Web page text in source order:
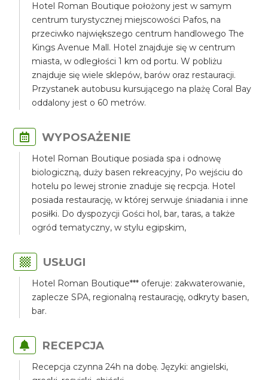
Hotel Roman Boutique położony jest w samym
centrum turystycznej miejscowości Pafos, na
przeciwko największego centrum handlowego The
Kings Avenue Mall. Hotel znajduje się w centrum
miasta, w odległości 1 km od portu. W pobliżu
znajduje się wiele sklepów, barów oraz restauracji.
Przystanek autobusu kursującego na plażę Coral Bay
oddalony jest o 60 metrów.
WYPOSAŻENIE
Hotel Roman Boutique posiada spa i odnowę
biologiczną, duży basen rekreacyjny, Po wejściu do
hotelu po lewej stronie znaduje się recpcja. Hotel
posiada restaurację, w której serwuje śniadania i inne
posiłki. Do dyspozycji Gości hol, bar, taras, a także
ogród tematyczny, w stylu egipskim,
USŁUGI
Hotel Roman Boutique*** oferuje: zakwaterowanie,
zaplecze SPA, regionalną restaurację, odkryty basen,
bar.
RECEPCJA
Recepcja czynna 24h na dobę. Języki: angielski,